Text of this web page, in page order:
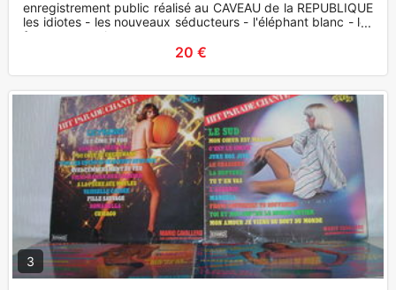
enregistrement public réalisé au CAVEAU de la REPUBLIQUE
les idiotes - les nouveaux séducteurs - l'éléphant blanc - les
femmes au vol
20 €
3